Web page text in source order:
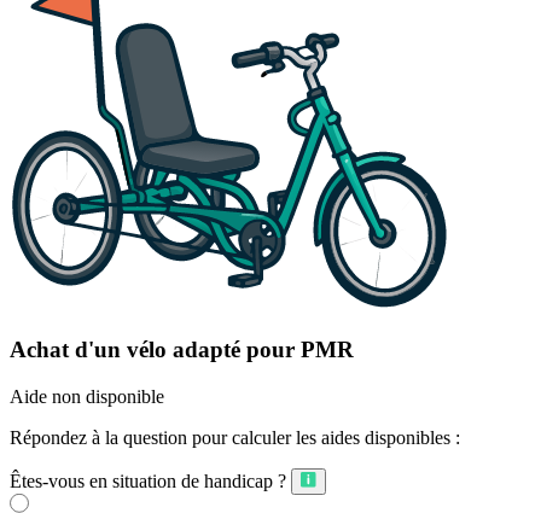
Achat d'un vélo adapté pour PMR
Aide non disponible
Répondez à la question pour calculer les aides disponibles :
Êtes-vous en situation de handicap ?